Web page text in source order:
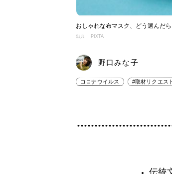
おしゃれな布マスク、どう選んだ
出典： PIXTA
野口みな子
コロナウイルス #取材リクエス
伝統